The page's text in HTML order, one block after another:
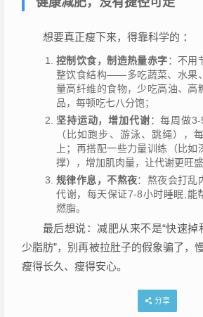
想要真正瘦下来，得靠科学的 ：
控制饮食，制造热量赤字：不用
整饮食结构——多吃蔬菜、水果
量高纤维的食物，少吃高油、高
品，每顿吃七八分饱；
坚持运动，增加代谢：每周做
（比如跑步、游泳、跳绳），
上；再搭配一些力量训练（比如
撑），增加肌肉量，让代谢更旺盛
规律作息，不熬夜：熬夜会打乱
代谢，每天保证7-8小时睡眠,能
燃脂。
最后想说：减肥从来不是“快速掉
少脂肪”，别再被拉肚子的假象骗了，
瘦得长久、瘦得安心。
分享